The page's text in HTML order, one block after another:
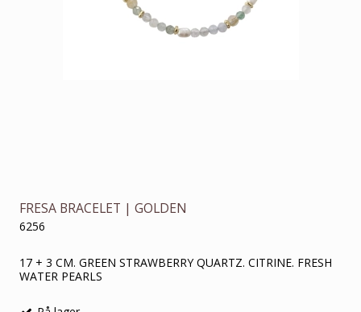
FRESA BRACELET | GOLDEN
6256
17 + 3 CM. GREEN STRAWBERRY QUARTZ. CITRINE. FRESH
WATER PEARLS